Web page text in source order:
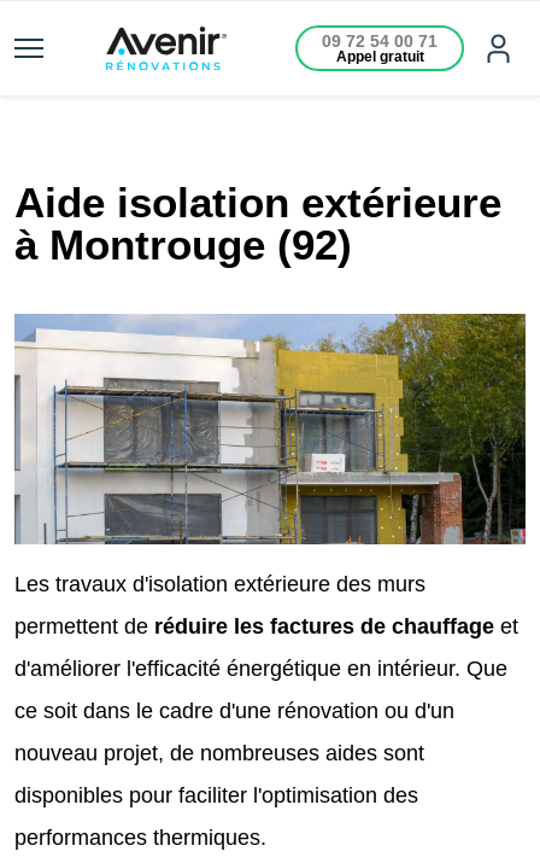
09 72 54 00 71
Appel gratuit
Aide isolation extérieure
à Montrouge (92)
Les travaux d'isolation extérieure des murs
permettent de réduire les factures de chauffage et
d'améliorer l'efficacité énergétique en intérieur. Que
ce soit dans le cadre d'une rénovation ou d'un
nouveau projet, de nombreuses aides sont
disponibles pour faciliter l'optimisation des
performances thermiques.